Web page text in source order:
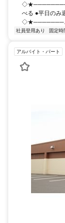
べる ●平日のみ
社員登用あり 固定時
アルバイト・パート